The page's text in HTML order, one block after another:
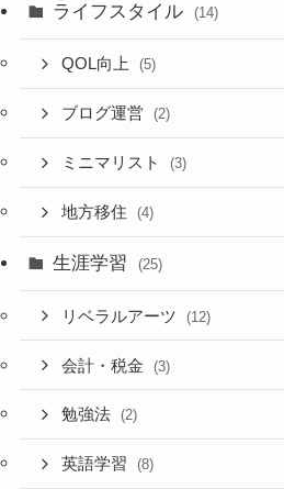
ライフスタイル (14)
QOL向上 (5)
ブログ運営 (2)
ミニマリスト (3)
地方移住 (4)
生涯学習 (25)
リベラルアーツ (12)
会計・税金 (3)
勉強法 (2)
英語学習 (8)